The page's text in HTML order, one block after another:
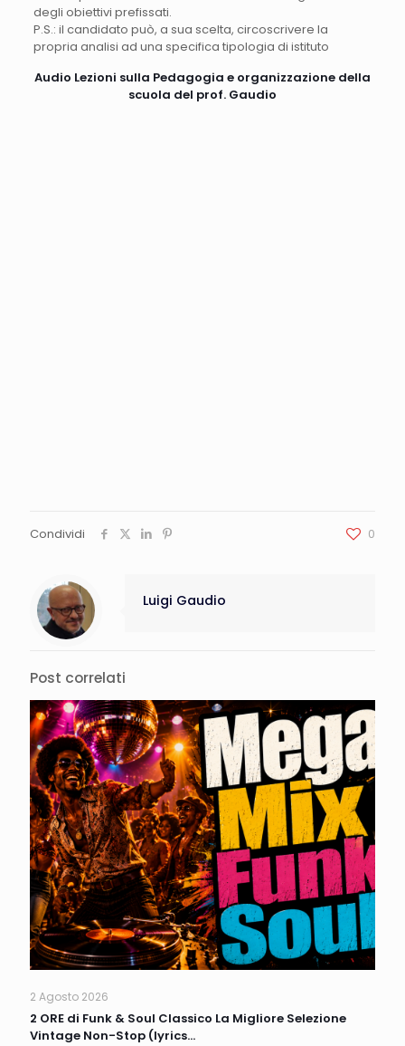
degli obiettivi prefissati.
P.S.: il candidato può, a sua scelta, circoscrivere la
propria analisi ad una specifica tipologia di istituto
Audio Lezioni sulla Pedagogia e organizzazione della
scuola del prof. Gaudio
Condividi 0
Luigi Gaudio
Post correlati
2 Agosto 2026
2 ORE di Funk & Soul Classico La Migliore Selezione
Vintage Non-Stop (lyrics…